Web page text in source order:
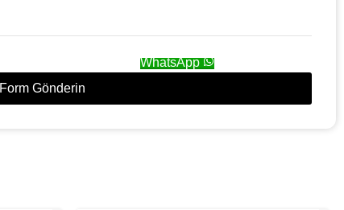
WhatsApp
Form Gönderin